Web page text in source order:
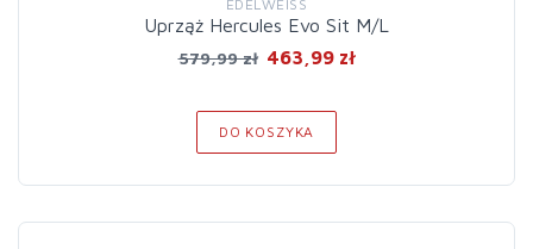
EDELWEISS
Uprząż Hercules Evo Sit M/L
579,99 zł 463,99 zł
DO KOSZYKA